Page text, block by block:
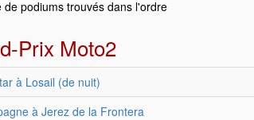
de podiums trouvés dans l'ordre
Prix Moto2
à Losail (de nuit)
à Jerez de la Frontera